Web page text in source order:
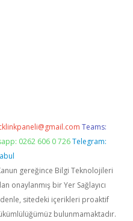
Teams:
0262 606 0 726 Telegram:
gereğince Bilgi Teknolojileri
onaylanmış bir Yer Sağlayıcı
sitedeki içerikleri proaktif
bulunmamaktadır.